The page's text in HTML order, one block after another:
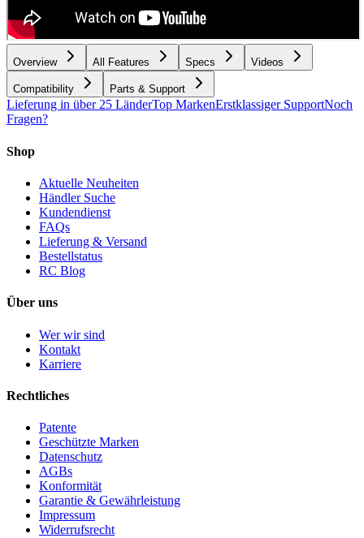
Overview All Features Specs Videos
Compatibility Parts & Support
Lieferung in über 25 LänderTop MarkenErstklassiger SupportNoch
Fragen?
Shop
Aktuelle Neuheiten
Händler Suche
Kundendienst
FAQs
Lieferung & Versand
Bestellstatus
RC Blog
Über uns
Wer wir sind
Kontakt
Karriere
Rechtliches
Patente
Geschützte Marken
Datenschutz
AGBs
Konformität
Garantie & Gewährleistung
Impressum
Widerrufsrecht